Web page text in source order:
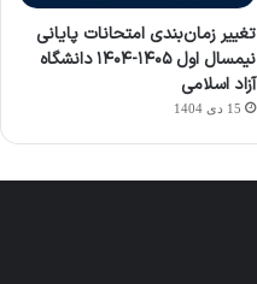
تغییر زمان‌بندی امتحانات پایانی
نیمسال اول ۱۴۰۵-۱۴۰۴ دانشگاه
آزاد اسلامی
15 دی 1404